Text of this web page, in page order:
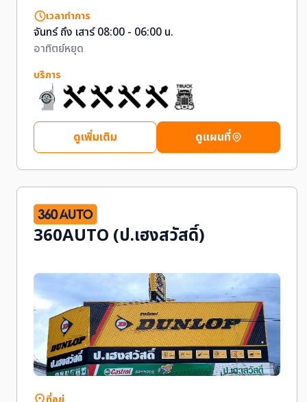
เวลาทำการ
จันทร์ ถึง เสาร์ 08:00 - 06:00 น.
อาทิตย์หยุด
บริการ
ดูเพิ่มเติม ดูแผนที่
360AUTO (ป.เฮงสวัสดิ์)